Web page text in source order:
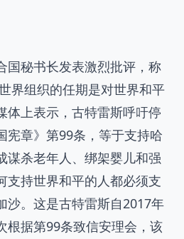
国秘书长发表激烈批评，称
界组织的任期是对世界和平
体上表示，古特雷斯呼吁停
宪章》第99条，等于支持哈
谋杀老年人、绑架婴儿和强
支持世界和平的人都必须支
沙。这是古特雷斯自2017年
根据第99条致信安理会，该